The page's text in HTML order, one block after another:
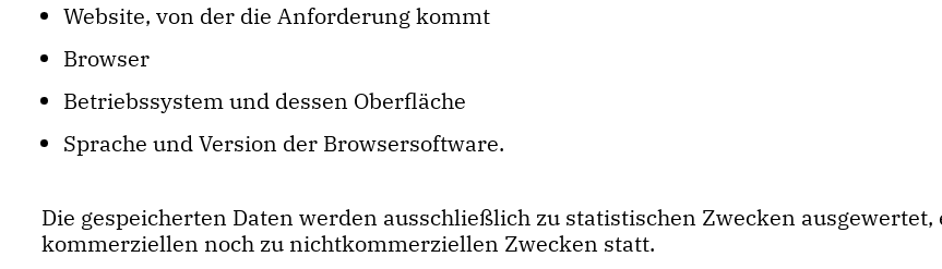
Website, von der die Anforderung kommt
Browser
Betriebssystem und dessen Oberfläche
Sprache und Version der Browsersoftware.
Die gespeicherten Daten werden ausschließlich zu statistischen Zwecken
kommerziellen noch zu nichtkommerziellen Zwecken statt.